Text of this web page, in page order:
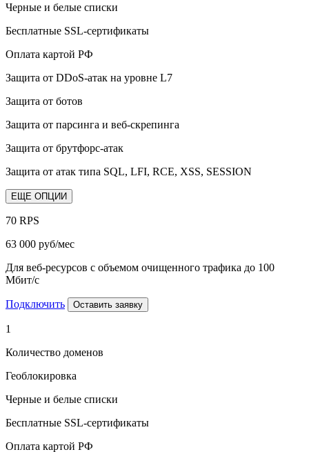
Черные и белые списки
Бесплатные SSL-сертификаты
Оплата картой РФ
Защита от DDoS-атак на уровне L7
Защита от ботов
Защита от парсинга и веб-скрепинга
Защита от брутфорс-атак
Защита от атак типа SQL, LFI, RCE, XSS, SESSION
ЕЩЕ ОПЦИИ
70 RPS
63 000 руб/мес
Для веб-ресурсов с объемом очищенного трафика до 100
Мбит/с
Подключить Оставить заявку
1
Количество доменов
Геоблокировка
Черные и белые списки
Бесплатные SSL-сертификаты
Оплата картой РФ